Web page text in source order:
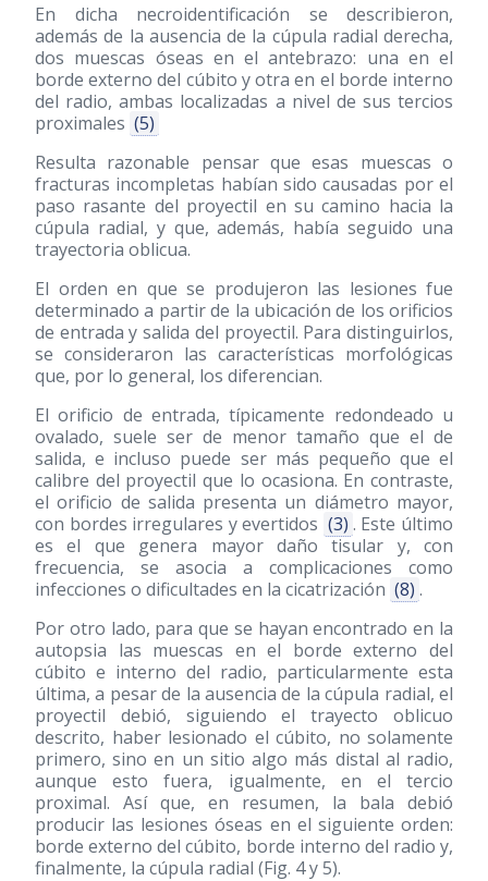
En dicha necroidentificación se describieron,
además de la ausencia de la cúpula radial derecha,
dos muescas óseas en el antebrazo: una en el
borde externo del cúbito y otra en el borde interno
del radio, ambas localizadas a nivel de sus tercios
proximales (5)
Resulta razonable pensar que esas muescas o
fracturas incompletas habían sido causadas por el
paso rasante del proyectil en su camino hacia la
cúpula radial, y que, además, había seguido una
trayectoria oblicua.
El orden en que se produjeron las lesiones fue
determinado a partir de la ubicación de los orificios
de entrada y salida del proyectil. Para distinguirlos,
se consideraron las características morfológicas
que, por lo general, los diferencian.
El orificio de entrada, típicamente redondeado u
ovalado, suele ser de menor tamaño que el de
salida, e incluso puede ser más pequeño que el
calibre del proyectil que lo ocasiona. En contraste,
el orificio de salida presenta un diámetro mayor,
con bordes irregulares y evertidos (3) . Este último
es el que genera mayor daño tisular y, con
frecuencia, se asocia a complicaciones como
infecciones o dificultades en la cicatrización (8) .
Por otro lado, para que se hayan encontrado en la
autopsia las muescas en el borde externo del
cúbito e interno del radio, particularmente esta
última, a pesar de la ausencia de la cúpula radial, el
proyectil debió, siguiendo el trayecto oblicuo
descrito, haber lesionado el cúbito, no solamente
primero, sino en un sitio algo más distal al radio,
aunque esto fuera, igualmente, en el tercio
proximal. Así que, en resumen, la bala debió
producir las lesiones óseas en el siguiente orden:
borde externo del cúbito, borde interno del radio y,
finalmente, la cúpula radial (Fig. 4 y 5).